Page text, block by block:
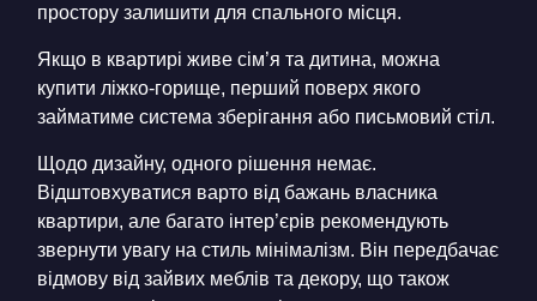
простору залишити для спального місця.
Якщо в квартирі живе сім’я та дитина, можна
купити ліжко-горище, перший поверх якого
займатиме система зберігання або письмовий стіл.
Щодо дизайну, одного рішення немає.
Відштовхуватися варто від бажань власника
квартири, але багато інтер’єрів рекомендують
звернути увагу на стиль мінімалізм. Він передбачає
відмову від зайвих меблів та декору, що також